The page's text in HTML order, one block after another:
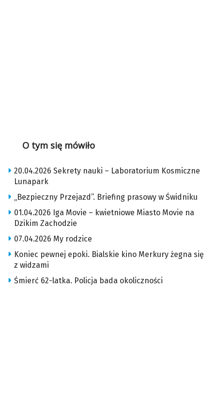
O tym się mówiło
20.04.2026 Sekrety nauki – Laboratorium Kosmiczne
Lunapark
„Bezpieczny Przejazd”. Briefing prasowy w Świdniku
01.04.2026 Iga Movie – kwietniowe Miasto Movie na
Dzikim Zachodzie
07.04.2026 My rodzice
Koniec pewnej epoki. Bialskie kino Merkury żegna się
z widzami
Śmierć 62-latka. Policja bada okoliczności